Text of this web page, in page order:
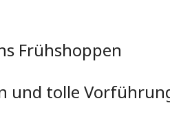
Frühshoppen
und tolle